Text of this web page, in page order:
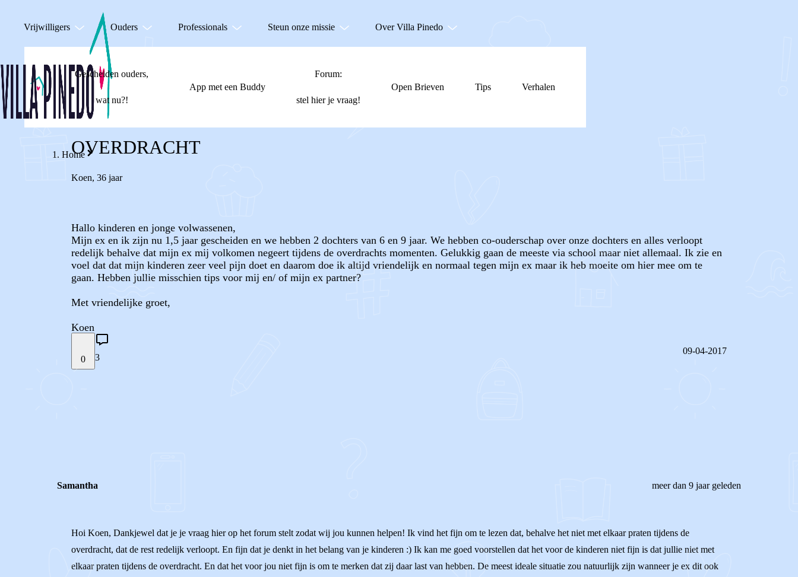
Vrijwilligers Ouders Professionals Steun onze missie Over Villa Pinedo
Gescheiden ouders,
wat nu?!
App met een Buddy
Forum:
stel hier je vraag!
Open Brieven Tips Verhalen
Home
OVERDRACHT
Koen, 36 jaar
Hallo kinderen en jonge volwassenen,
Mijn ex en ik zijn nu 1,5 jaar gescheiden en we hebben 2 dochters van 6 en 9 jaar. We hebben co-ouderschap over onze dochters en alles verloopt
redelijk behalve dat mijn ex mij volkomen negeert tijdens de overdrachts momenten. Gelukkig gaan de meeste via school maar niet allemaal. Ik zie en
voel dat dat mijn kinderen zeer veel pijn doet en daarom doe ik altijd vriendelijk en normaal tegen mijn ex maar ik heb moeite om hier mee om te
gaan. Hebben jullie misschien tips voor mij en/ of mijn ex partner?
Met vriendelijke groet,
Koen
0 3
09-04-2017
Samantha meer dan 9 jaar geleden
Hoi Koen, Dankjewel dat je je vraag hier op het forum stelt zodat wij jou kunnen helpen! Ik vind het fijn om te lezen dat, behalve het niet met elkaar praten tijdens de
overdracht, dat de rest redelijk verloopt. En fijn dat je denkt in het belang van je kinderen :) Ik kan me goed voorstellen dat het voor de kinderen niet fijn is dat jullie niet met
elkaar praten tijdens de overdracht. En dat het voor jou niet fijn is om te merken dat zij daar last van hebben. De meest ideale situatie zou natuurlijk zijn wanneer je ex dit ook